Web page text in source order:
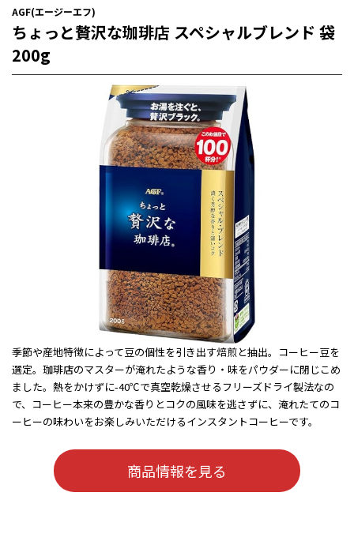
AGF(エージーエフ)
ちょっと贅沢な珈琲店 スペシャルブレンド 袋
200g
季節や産地特徴によって豆の個性を引き出す焙煎と抽出。コーヒー豆を
選定。珈琲店のマスターが淹れたような香り・味をパウダーに閉じこめ
ました。熱をかけずに-40℃で真空乾燥させるフリーズドライ製法なの
で、コーヒー本来の豊かな香りとコクの風味を逃さずに、淹れたてのコ
ーヒーの味わいをお楽しみいただけるインスタントコーヒーです。
商品情報を見る